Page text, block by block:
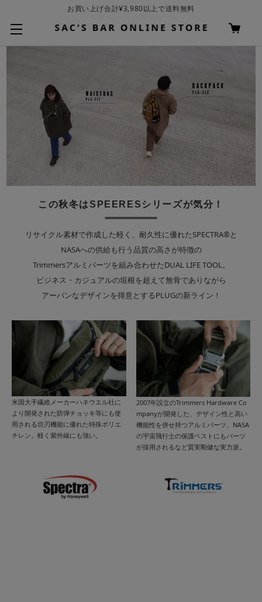
お買い上げ合計¥3,980以上で送料無料
この秋冬はSPEERESシリーズが気分！
リサイクル素材で作成した軽く、耐久性に優れたSPECTRA®️と
NASAへの供給も行う品質の高さが特徴の
Trimmersアルミパーツを組み合わせたDUAL LIFE TOOL。
ビジネス・カジュアルの垣根を超えて無骨でありながら
アーバンなデザインを得意とするPLUGの新ライン！
米国大手繊維メーカーハネウエル社に
より開発された防弾チョッキ等にも使
用される坊刃機能に優れた特殊ポリエ
チレン。軽く紫外線にも強い。
2007年設立のTrimmers Hardware Co
mpanyが開発した、デザイン性と高い
機能性を併せ持つアルミパーツ。NASA
の宇宙飛行士の保護ベストにもパーツ
が採用されるなど質実剛健な実力派。